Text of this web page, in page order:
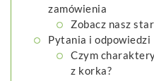
zamówienia
Zobacz nasz
Pytania i odpowiedzi
Czym
z korka?